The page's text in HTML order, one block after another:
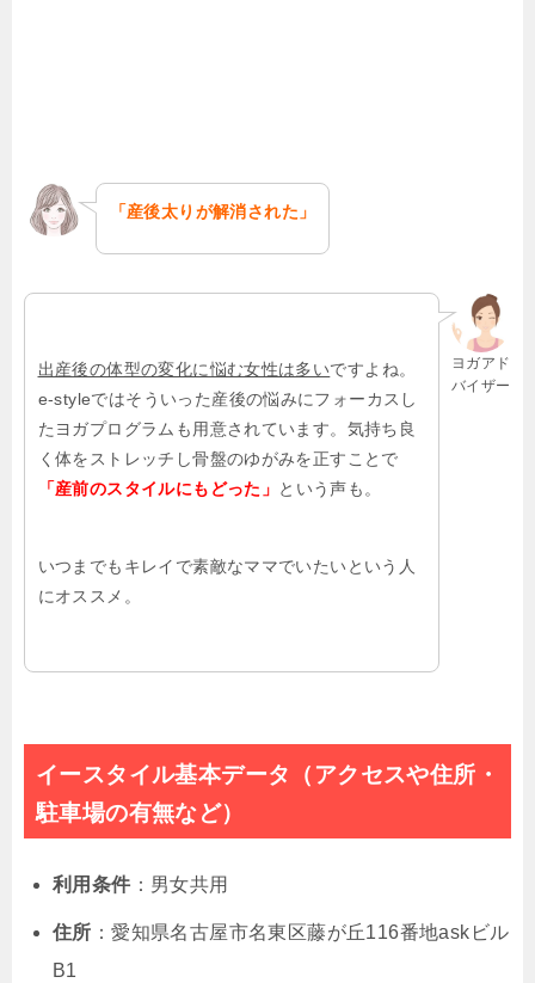
「産後太りが解消された」
ヨガアド
バイザー
出産後の体型の変化に悩む女性は多いですよね。
e-styleではそういった産後の悩みにフォーカスし
たヨガプログラムも用意されています。気持ち良
く体をストレッチし骨盤のゆがみを正すことで
「産前のスタイルにもどった」 という声も。
いつまでもキレイで素敵なママでいたいという人
にオススメ。
イースタイル基本データ（アクセスや住所・
駐車場の有無など）
利用条件 ：男女共用
住所 ：愛知県名古屋市名東区藤が丘116番地askビル
B1